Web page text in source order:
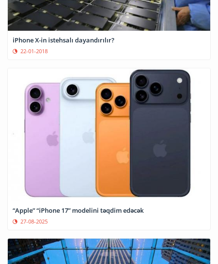
iPhone X-in istehsalı dayandırılır?
22-01-2018
“Apple” “iPhone 17” modelini təqdim edəcək
27-08-2025